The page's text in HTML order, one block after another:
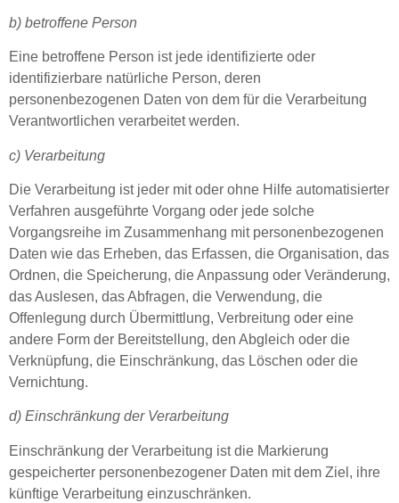
b) betroffene Person
Eine betroffene Person ist jede identifizierte oder
identifizierbare natürliche Person, deren
personenbezogenen Daten von dem für die Verarbeitung
Verantwortlichen verarbeitet werden.
c) Verarbeitung
Die Verarbeitung ist jeder mit oder ohne Hilfe automatisierter
Verfahren ausgeführte Vorgang oder jede solche
Vorgangsreihe im Zusammenhang mit personenbezogenen
Daten wie das Erheben, das Erfassen, die Organisation, das
Ordnen, die Speicherung, die Anpassung oder Veränderung,
das Auslesen, das Abfragen, die Verwendung, die
Offenlegung durch Übermittlung, Verbreitung oder eine
andere Form der Bereitstellung, den Abgleich oder die
Verknüpfung, die Einschränkung, das Löschen oder die
Vernichtung.
d) Einschränkung der Verarbeitung
Einschränkung der Verarbeitung ist die Markierung
gespeicherter personenbezogener Daten mit dem Ziel, ihre
künftige Verarbeitung einzuschränken.